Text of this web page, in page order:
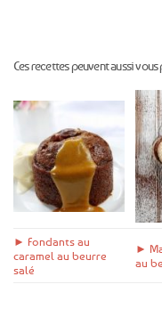
Ces recettes peuvent aussi vous
► Fondants au
caramel au beurre
salé
►
au